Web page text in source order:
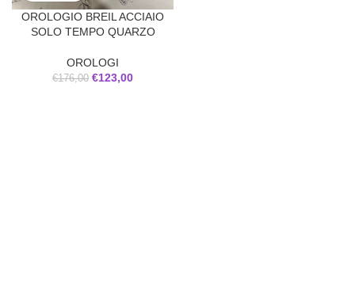
OROLOGIO BREIL ACCIAIO
SOLO TEMPO QUARZO
OROLOGI
€176,00 €123,00